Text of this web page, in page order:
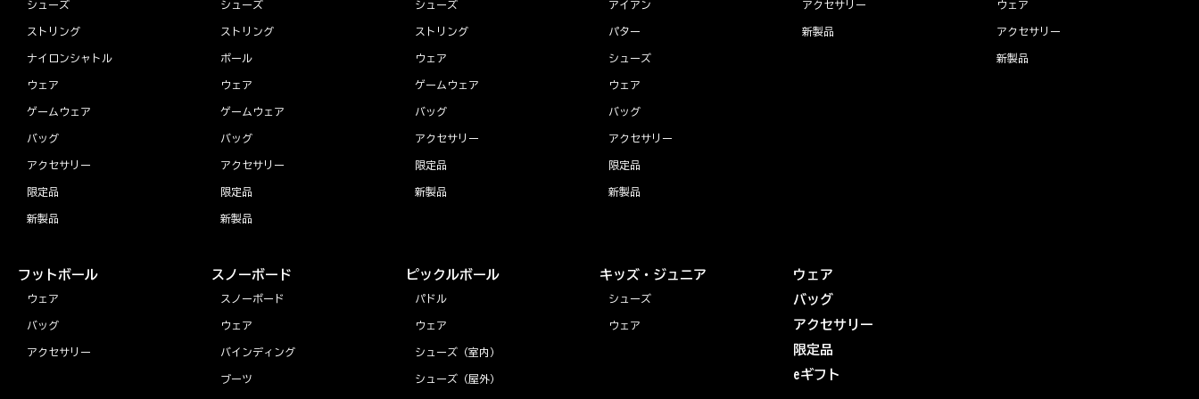
シューズ
ストリング
ナイロンシャトル
ウェア
ゲームウェア
バッグ
アクセサリー
限定品
新製品
シューズ
ストリング
ボール
ウェア
ゲームウェア
バッグ
アクセサリー
限定品
新製品
シューズ
ストリング
ウェア
ゲームウェア
バッグ
アクセサリー
限定品
新製品
アイアン
パター
シューズ
ウェア
バッグ
アクセサリー
限定品
新製品
アクセサリー
新製品
ウェア
アクセサリー
新製品
フットボール
ウェア
バッグ
アクセサリー
スノーボード
スノーボード
ウェア
バインディング
ブーツ
ピックルボール
パドル
ウェア
シューズ（室内）
シューズ（屋外）
キッズ・ジュニア
シューズ
ウェア
ウェア
バッグ
アクセサリー
限定品
eギフト